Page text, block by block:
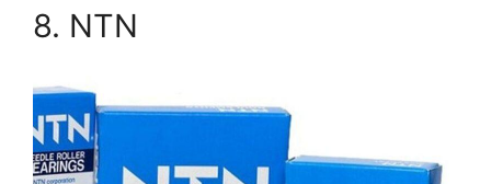
8. NTN